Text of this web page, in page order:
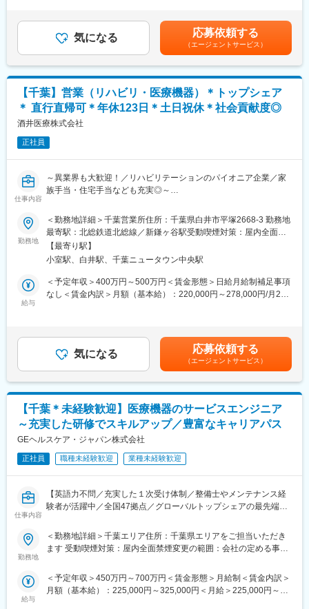
で医療現場を支えています。医療ガスは無くてはならない医療の
基盤である為、将来的にも必要とされ続けます。
変更の範囲：会社の定める業務
【業務概要】
・提案資料作成
・顧客要望のヒアリング、製品提案
【その他補足情報】
・長期間の研修を用意しているため職種未経験＆技術的な知識が
・正社員登用は前提の採用です。就業態度に問題がなければ原則
登用となり、業界トップクラスシェアを誇る優良企業の正社員と
・業界トップクラスのIoT製品や医療システムに触れる事が可能で
す。また、販売スキルだけでなく薬局運営コンサルティングのス
【ポジションの魅力】
・同社の製品やシステムが、24時間止めてはならない医療現場の
安心安全や、医療従事者の負担軽減に大きく貢献しています。
製品が多数あります。寡占市場だからこそ、競合製品を使ってい
る顧客からいかにシェアを獲得するか、試行錯誤する面白さがあ
ーム一丸で取り組む環境も魅力です。
【同社について】
当社は売上高256億円、全国77拠点、従業員数570名規模を誇る調
剤機器メーカーです。1971年創業と半世紀以上歴史をもち、特に
1980年代から他社に先駆けてスウェーデンなどヨーロッパに販売
網を拡大してきました。国内だけでなく、海外での売上も安定的
に伸びているため経営が安定しています。
＞※給与詳細は、年齢・スキルを考慮し決定します。■昇給：年1
回■賞与：年2回年収420万円／30歳 経験5年年収500万円／32歳
経験7年賃金はあくまでも目安の金額であり、選考を通じて上下す
る可能性があります。月給(月額)は固定手当を含めた表記です。
気になる 応募依頼する
（エージェントサービス）
【千葉】営業（リハビリ・医療機器）＊トップシェア
＊ 直行直帰可＊年休123日＊土日祝休＊社会貢献度◎
酒井医療株式会社
正社員
仕事内容
～異業界も大歓迎！／リハビリテーションのパイオニア企業／家
族手当・住宅手当なども充実◎～
【概要】
病院・介護施設・大学等に対して同社の機器の提案や販売を行っ
ていただきます。お客様のニーズヒアリング、施設の課題解決に
向けた改善策のご提案なども行います。
【業務詳細】
お客様の課題解決を目指す提案型営業です。
医療介護機器製品のリプレイスが必要な既存顧客、他社製品を使
増えているため新規営業も増加しています。
■製品詳細
（2）リハビリテーション機器…創業以来1世紀以上にわたり製造
販売してい ます。疾患治療以外にトレーニングによる再発防止指
導も行っています。
入社後はご経験に応じた基礎的な業界・製品知識や営業スタイル
などの研修を通じ、理解を深めていただき、その後先輩社員との
＊異業界出身の方も多く活躍中です！
5名のメンバーがおります。
19:45にPCが強制シャットダウンする仕様となっており、残業抑
制に取り組んでいます。
勤務地
＜勤務地詳細＞千葉営業所住所：千葉県白井市平塚2668-3 勤務地
最寄駅：北総鉄道北総線／新鎌ヶ谷駅受動喫煙対策：屋内全面禁
煙【最寄り駅】
小室駅、白井駅、千葉ニュータウン中央駅
給与
＜予定年収＞400万円～500万円＜賃金形態＞日給月給制補足事項
なし＜賃金内訳＞月額（基本給）：220,000円～278,000円/月20
有＜残業手当＞有＜給与補足＞※上記年収は固定残業代を含みま
す。※ご経験・スキルに応じ規定により決定いたします。■昇給：
年1回■賞与：年2回賃金はあくまでも目安の金額であり、選考を
通じて上下する可能性があります。月給(月額)は固定手当を含めた
表記です。
気になる 応募依頼する
（エージェントサービス）
【千葉＊未経験歓迎】医療機器のサービスエンジニア
～充実した研修でスキルアップ／豊富なキャリアパス
GEヘルスケア・ジャパン株式会社
正社員 職種未経験歓迎 業種未経験歓迎
仕事内容
【英語力不問／充実した１次受け体制／整備士やメンテナンス経
験者が活躍中／全国47拠点／グローバルトップシェアの最先端医
■業務内容：
医療画像診断装置（CT,MRI）、超音波診断装置や麻酔器
（LCS）、生体モニターを展開する同社のサービスステーション
・医療装置の保守 修理、点検等メンテナンス
・機器導入後の技術支援や購入前後のサポート
勤務地
＜勤務地詳細＞千葉エリア住所：千葉県エリアをご担当いただき
ます 受動喫煙対策：屋内全面禁煙変更の範囲：会社の定める事業
給与
＜予定年収＞450万円～700万円＜賃金形態＞月給制＜賃金内訳＞
月額（基本給）：225,000円～325,000円＜月給＞225,000円～